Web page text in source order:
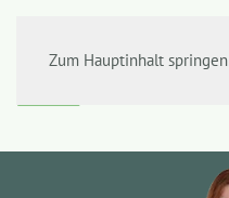
Zum Hauptinhalt springen